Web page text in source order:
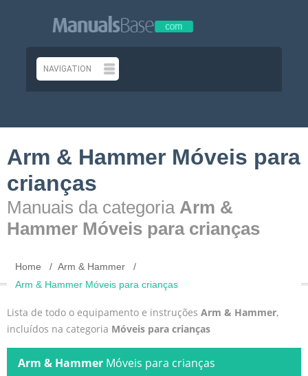
Arm & Hammer Móveis para
crianças
Manuais da categoria Arm &
Hammer Móveis para crianças
Home
Arm & Hammer
Arm & Hammer Móveis para crianças
Lista de todo o equipamento e instruções Arm & Hammer,
incluídos na categoria Móveis para crianças
Arm & Hammer Móveis para crianças